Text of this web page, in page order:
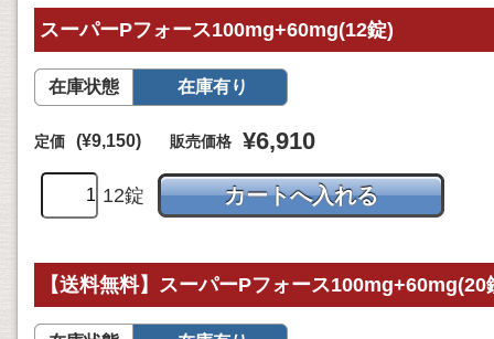
スーパーPフォース100mg+60mg(12錠)
在庫状態 在庫有り
定価 (¥9,150) 販売価格 ¥6,910
12錠
【送料無料】スーパーPフォース100mg+60mg(20